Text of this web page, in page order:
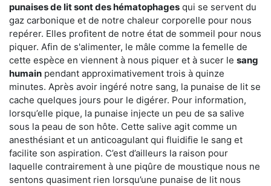
punaises de lit sont des hématophages qui se servent du
gaz carbonique et de notre chaleur corporelle pour nous
repérer. Elles profitent de notre état de sommeil pour nous
piquer. Afin de s'alimenter, le mâle comme la femelle de
cette espèce en viennent à nous piquer et à sucer le sang
humain pendant approximativement trois à quinze
minutes. Après avoir ingéré notre sang, la punaise de lit se
cache quelques jours pour le digérer. Pour information,
lorsqu’elle pique, la punaise injecte un peu de sa salive
sous la peau de son hôte. Cette salive agit comme un
anesthésiant et un anticoagulant qui fluidifie le sang et
facilite son aspiration. C’est d’ailleurs la raison pour
laquelle contrairement à une piqûre de moustique nous ne
sentons quasiment rien lorsqu’une punaise de lit nous